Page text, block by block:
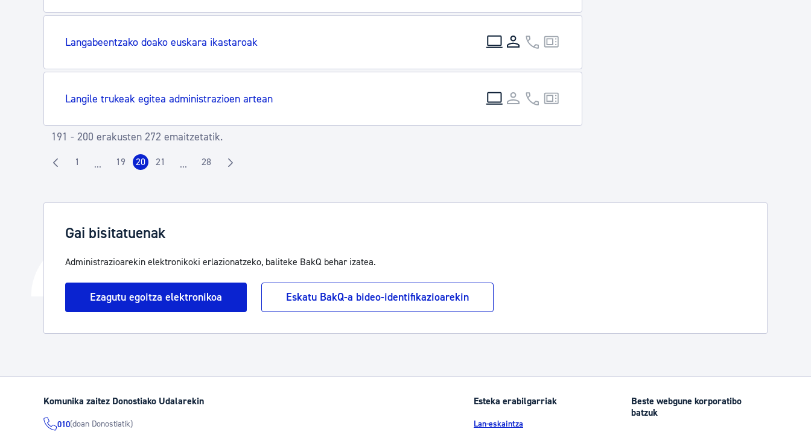
Langabeentzako doako euskara ikastaroak
Langile trukeak egitea administrazioen artean
191 - 200 erakusten 272 emaitzetatik.
Orrialdea
1 ...Intermediate Pages Use TAB to navigate.
Orrialdea
19 Orrialdea
20 Orrialdea
21 ...Intermediate Pages Use TAB to navigate.
Orrialdea
28
Gai bisitatuenak
Administrazioarekin elektronikoki erlazionatzeko, baliteke BakQ behar izatea.
Ezagutu egoitza elektronikoa Eskatu BakQ-a bideo-identifikazioarekin
Komunika zaitez Donostiako Udalarekin
010(doan Donostiatik)
Esteka erabilgarriak
Lan-eskaintza
Beste webgune korporatibo
batzuk